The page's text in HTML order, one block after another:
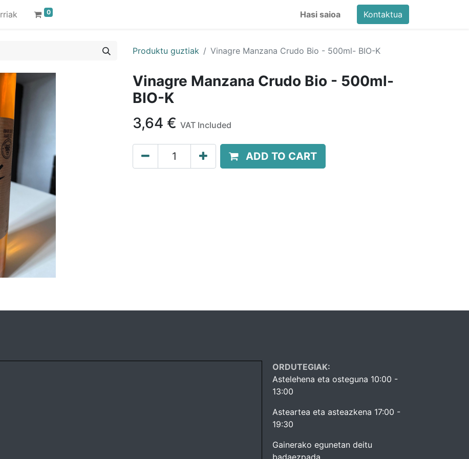
0 Hasi saioa Kontaktua
Produktu guztiak Vinagre Manzana Crudo Bio - 500ml- BIO-K
Vinagre Manzana Crudo Bio - 500ml-
BIO-K
3,64 € VAT Included
ADD TO CART
ORDUTEGIAK:
Astelehena eta osteguna 10:00 -
13:00
Asteartea eta asteazkena 17:00 -
19:30
Gainerako egunetan deitu
badaezpada